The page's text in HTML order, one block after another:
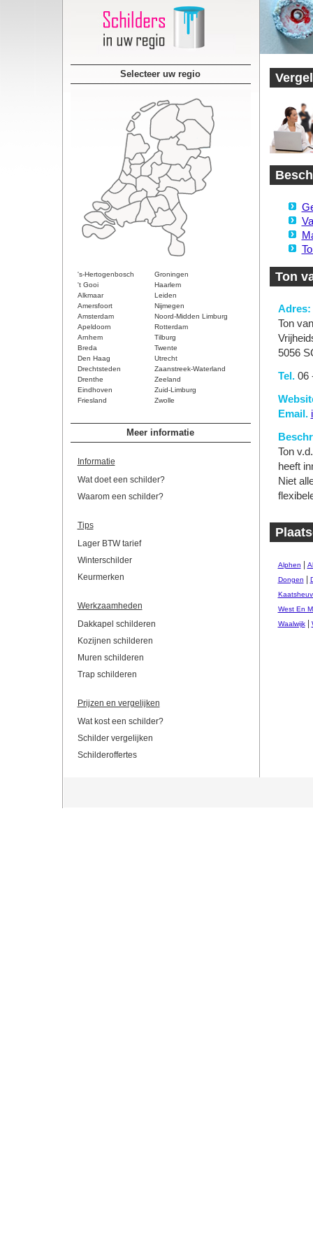
Selecteer uw regio
's-Hertogenbosch
Groningen
't Gooi
Haarlem
Alkmaar
Leiden
Amersfoort
Nijmegen
Amsterdam
Noord-Midden Limburg
Apeldoorn
Rotterdam
Arnhem
Tilburg
Breda
Twente
Den Haag
Utrecht
Drechtsteden
Zaanstreek-Waterland
Drenthe
Zeeland
Eindhoven
Zuid-Limburg
Friesland
Zwolle
Meer informatie
Informatie
Wat doet een schilder?
Waarom een schilder?
Tips
Lager BTW tarief
Winterschilder
Keurmerken
Werkzaamheden
Dakkapel schilderen
Kozijnen schilderen
Muren schilderen
Trap schilderen
Prijzen en vergelijken
Wat kost een schilder?
Schilder vergelijken
Schilderoffertes
Ton
Adres:
Ton
5056
Tel.06
Email.
Ton
heeft
Niet
Alphen
Dongen
West En
Waalwijk|